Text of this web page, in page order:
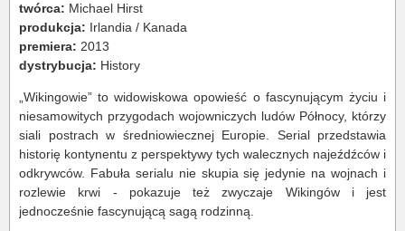
twórca: Michael Hirst
produkcja: Irlandia / Kanada
premiera: 2013
dystrybucja: History
„Wikingowie” to widowiskowa opowieść o fascynującym życiu i
niesamowitych przygodach wojowniczych ludów Północy, którzy
siali postrach w średniowiecznej Europie. Serial przedstawia
historię kontynentu z perspektywy tych walecznych najeźdźców i
odkrywców. Fabuła serialu nie skupia się jedynie na wojnach i
rozlewie krwi - pokazuje też zwyczaje Wikingów i jest
jednocześnie fascynującą sagą rodzinną.